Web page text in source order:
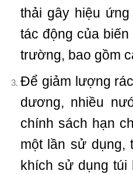
thải gây hiệu
tác động của
trường, bao gồm
Để giảm lượng
dương, nhiều
chính sách hạn
một lần sử dụng,
khích sử dụng túi